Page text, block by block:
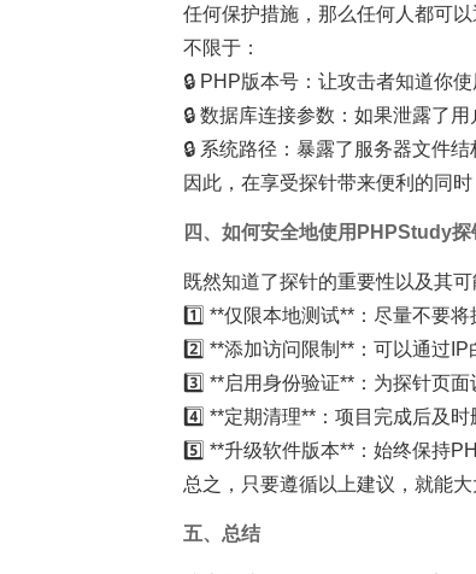
任何保护措施，那么任何人都可
不限于：
🔒 PHP版本号：让攻击者知道你
🔒 数据库连接参数：如果泄露了
🔒 系统路径：暴露了服务器文件
因此，在享受探针带来便利的同
四、如何安全地使用PHPStudy探
既然知道了探针的重要性以及其
1️⃣ **仅限本地测试**：尽量不要
2️⃣ **添加访问限制**：可以通过
3️⃣ **启用身份验证**：为探针页
4️⃣ **定期清理**：项目完成后及
5️⃣ **升级软件版本**：始终保持
总之，只要遵循以上建议，就能
五、总结